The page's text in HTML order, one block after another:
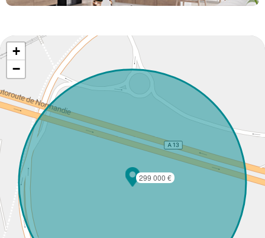
299 000 €
+
−